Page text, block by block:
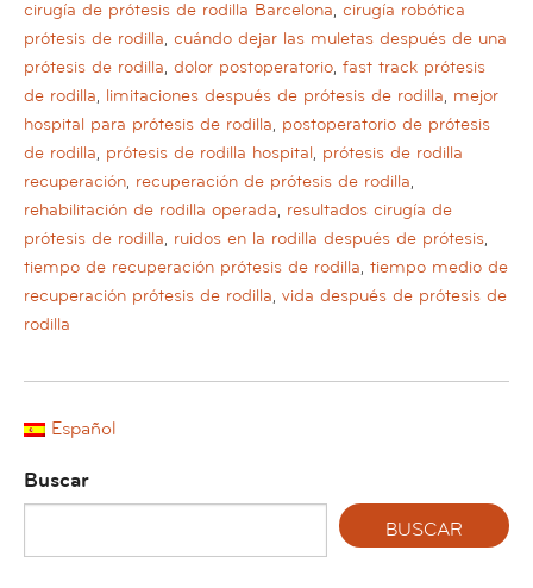
cirugía de prótesis de rodilla Barcelona, cirugía robótica
prótesis de rodilla, cuándo dejar las muletas después de una
prótesis de rodilla, dolor postoperatorio, fast track prótesis
de rodilla, limitaciones después de prótesis de rodilla, mejor
hospital para prótesis de rodilla, postoperatorio de prótesis
de rodilla, prótesis de rodilla hospital, prótesis de rodilla
recuperación, recuperación de prótesis de rodilla,
rehabilitación de rodilla operada, resultados cirugía de
prótesis de rodilla, ruidos en la rodilla después de prótesis,
tiempo de recuperación prótesis de rodilla, tiempo medio de
recuperación prótesis de rodilla, vida después de prótesis de
rodilla
Español
Buscar